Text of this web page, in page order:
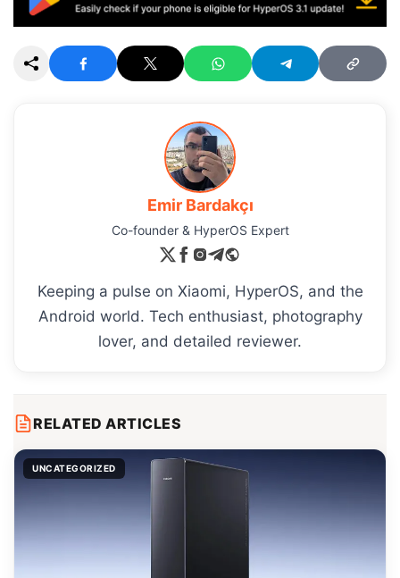
Emir Bardakçı
Co-founder & HyperOS Expert
Keeping a pulse on Xiaomi, HyperOS, and the
Android world. Tech enthusiast, photography
lover, and detailed reviewer.
RELATED ARTICLES
UNCATEGORIZED